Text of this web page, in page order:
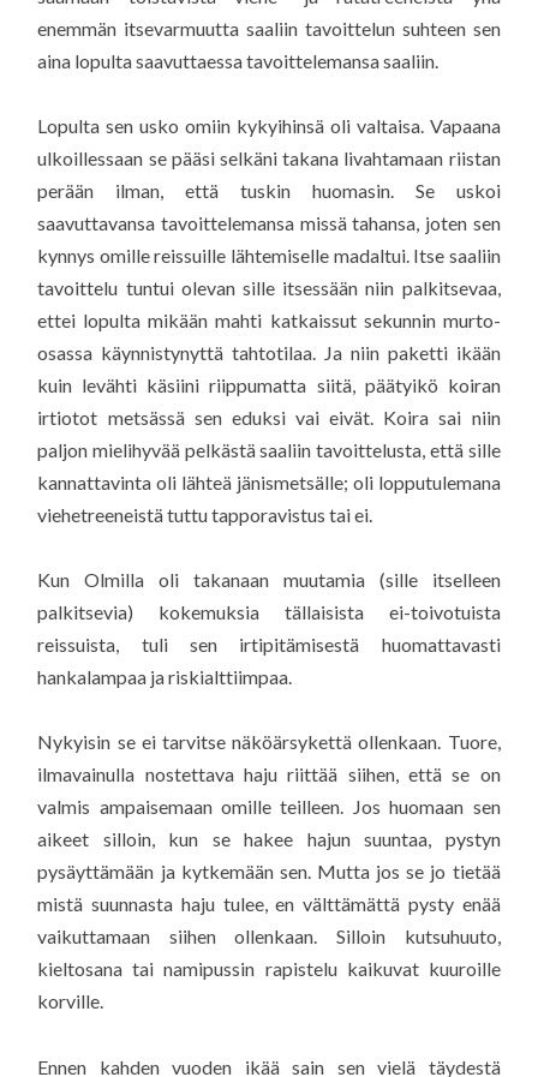
enemmän itsevarmuutta saaliin tavoittelun suhteen sen
aina lopulta saavuttaessa tavoittelemansa saaliin.
Lopulta sen usko omiin kykyihinsä oli valtaisa. Vapaana
ulkoillessaan se pääsi selkäni takana livahtamaan riistan
perään ilman, että tuskin huomasin. Se uskoi
saavuttavansa tavoittelemansa missä tahansa, joten sen
kynnys omille reissuille lähtemiselle madaltui. Itse saaliin
tavoittelu tuntui olevan sille itsessään niin palkitsevaa,
ettei lopulta mikään mahti katkaissut sekunnin murto-
osassa käynnistynyttä tahtotilaa. Ja niin paketti ikään
kuin levähti käsiini riippumatta siitä, päätyikö koiran
irtiotot metsässä sen eduksi vai eivät. Koira sai niin
paljon mielihyvää pelkästä saaliin tavoittelusta, että sille
kannattavinta oli lähteä jänismetsälle; oli lopputulemana
viehetreeneistä tuttu tapporavistus tai ei.
Kun Olmilla oli takanaan muutamia (sille itselleen
palkitsevia) kokemuksia tällaisista ei-toivotuista
reissuista, tuli sen irtipitämisestä huomattavasti
hankalampaa ja riskialttiimpaa.
Nykyisin se ei tarvitse näköärsykettä ollenkaan. Tuore,
ilmavainulla nostettava haju riittää siihen, että se on
valmis ampaisemaan omille teilleen. Jos huomaan sen
aikeet silloin, kun se hakee hajun suuntaa, pystyn
pysäyttämään ja kytkemään sen. Mutta jos se jo tietää
mistä suunnasta haju tulee, en välttämättä pysty enää
vaikuttamaan siihen ollenkaan. Silloin kutsuhuuto,
kieltosana tai namipussin rapistelu kaikuvat kuuroille
korville.
Ennen kahden vuoden ikää sain sen vielä täydestä